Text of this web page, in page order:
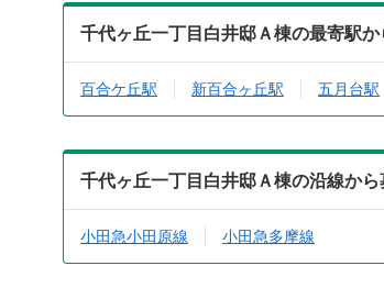
千代ヶ丘一丁目白井邸Ａ棟の最寄駅
百合ケ丘駅 新百合ヶ丘駅 五月台駅
千代ヶ丘一丁目白井邸Ａ棟の沿線か
小田急小田原線 小田急多摩線